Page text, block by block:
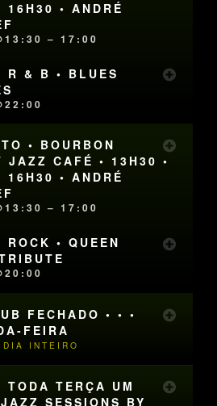
16H30 • ANDRÉ
– 17:00
R & B • BLUES
• BOURBON
JAZZ CAFÉ • 13H30 •
16H30 • ANDRÉ
– 17:00
ROCK • QUEEN
FECHADO • • •
FEIRA
DIA INTEIRO
TODA TERÇA UM
SESSIONS BY